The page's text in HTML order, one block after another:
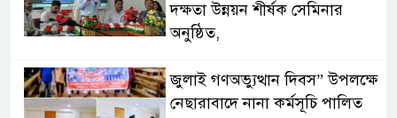
দক্ষতা উন্নয়ন শীর্ষক সেমিনার
অনুষ্ঠিত,
জুলাই গণঅভ্যুত্থান দিবস” উপলক্ষে
নেছারাবাদে নানা কর্মসূচি পালিত